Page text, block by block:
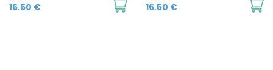
16.50 € 16.50 €